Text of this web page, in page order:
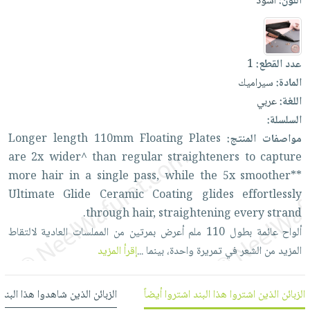
العناية
بالأسنان
الحمية
والتغذية
أدوات
المائدة
الأوعية
والتخزين
أدوات
المطبخ
الأكثر
مبيعاً
العودة
للمدارس
اكسسوارات
كتب
اكسسوارات
منزلية
اكسسوارات
ملابس
مطرزات
حقائب
حلي
عناية
بالذات
شحن
مجاني
بنود
مختارة
اشتراكات
كل
الاشتراكات
صندوق
القراءة
iKitab
بلا
حدود
بحث
متقدم
نيل
وفرات
عن
الشركة
سياسة
الشركة
حسابك
الأمنيات
عدد القطع:1
المادة:سيراميك
اللغة:عربي
السلسلة:
مواصفات المنتج:
Longer length 110mm FloatingPlates
are 2x wider^than regular straighteners to capture
morehairin a singlepass,while the 5x smoother**
Ultimate Glide Ceramic Coating glides effortlessly
throughhair, straightening everystrand.
ألواحعائمةبطول 110 ملمأعرضبمرتين من المملسات العاديةلالتقاط
المزيد منالشعرفيتمريرة واحدة،بينما...إقرأ المزيد
الزبائن الذين اشتروا هذا البند اشتروا أيضاً الزبائن الذين شاهدوا هذا